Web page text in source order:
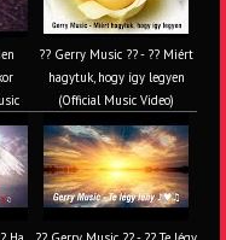
?? Gerry Music ?? - ?? Miért
hagytuk, hogy így legyen
(Official Music Video)